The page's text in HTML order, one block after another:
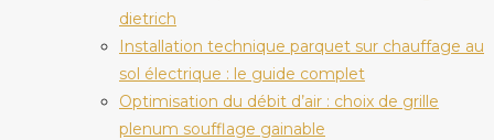
dietrich
Installation technique parquet sur chauffage au
sol électrique : le guide complet
Optimisation du débit d’air : choix de grille
plenum soufflage gainable